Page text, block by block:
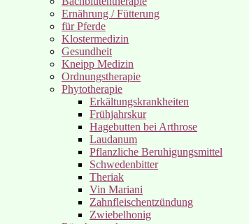
Ernährung / Fütterung
für Pferde
Klostermedizin
Gesundheit
Kneipp Medizin
Ordnungstherapie
Phytotherapie
Erkältungskrankheiten
Frühjahrskur
Hagebutten bei Arthrose
Laudanum
Pflanzliche Beruhigungsmittel
Schwedenbitter
Theriak
Vin Mariani
Zahnfleischentzündung
Zwiebelhonig